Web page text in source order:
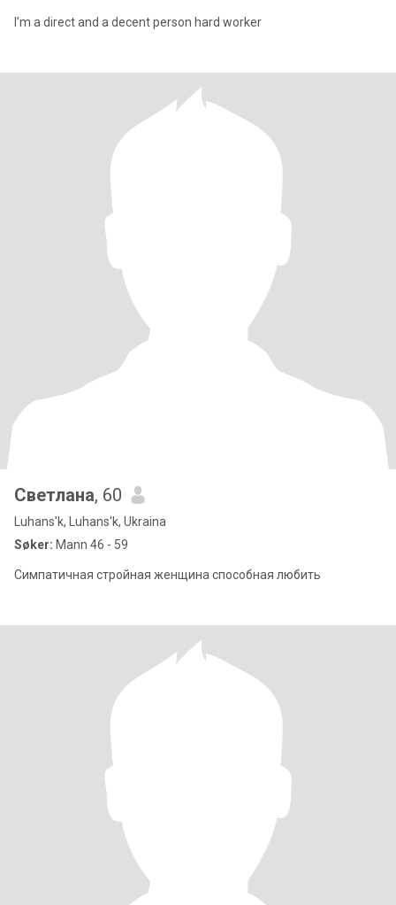
I’m a direct and a decent person hard worker
Светлана, 60
Luhans'k, Luhans'k, Ukraina
Søker: Mann 46 - 59
Симпатичная стройная женщина способная любить